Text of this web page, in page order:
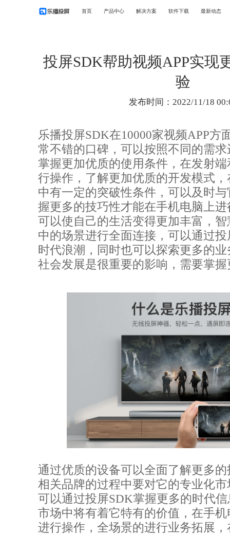
首页 产品中心 解决方案 软件下载 最新动态
投屏SDK帮助视频APP实现
验
发布时间：2022/11/18
乐播投屏SDK在10000家视频APP方
常不错的口碑，可以按照不同的需
掌握更加优质的使用条件，在发射
行操作，了解更加优质的开发模式
中有一定的突破性条件，可以及时
握更多的技巧性才能在手机电脑上
可以使自己的生活变得更加丰富，
中的场景进行全面连接，可以通过
时代浪潮，同时也可以探索更多的
社会发展是很重要的影响，需要掌
通过优质的设备可以全面了解更多
相关品牌的过程中要对它的专业化
可以通过投屏SDK掌握更多的时代
市场中将有着它特有的价值，在手
进行操作，全场景的进行业务拓展